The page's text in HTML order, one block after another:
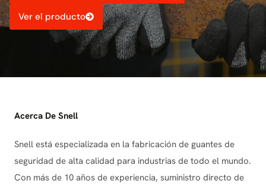
Ver el producto
Acerca De Snell
Snell está especializada en la fabricación de guantes de
seguridad de alta calidad para industrias de todo el mundo.
Con más de 10 años de experiencia, suministro directo de